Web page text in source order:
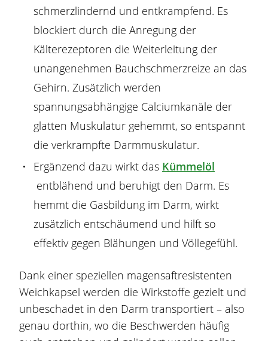
schmerzlindernd und entkrampfend. Es
blockiert durch die Anregung der
Kälterezeptoren die Weiterleitung der
unangenehmen Bauchschmerzreize an das
Gehirn. Zusätzlich werden
spannungsabhängige Calciumkanäle der
glatten Muskulatur gehemmt, so entspannt
die verkrampfte Darmmuskulatur.
Ergänzend dazu wirkt das Kümmelöl
entblähend und beruhigt den Darm. Es
hemmt die Gasbildung im Darm, wirkt
zusätzlich entschäumend und hilft so
effektiv gegen Blähungen und Völlegefühl.
Dank einer speziellen magensaftresistenten
Weichkapsel werden die Wirkstoffe gezielt und
unbeschadet in den Darm transportiert – also
genau dorthin, wo die Beschwerden häufig